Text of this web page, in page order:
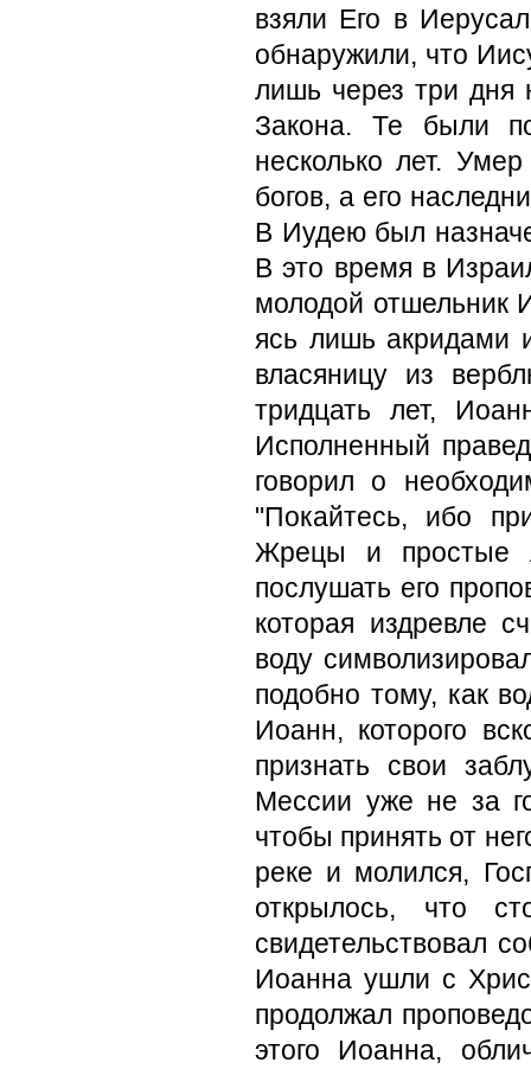
взяли Его в
обнаружили, что
лишь через три дня
Закона. Те были
несколько лет.
богов, а его
В Иудею был
В это время в
молодой отшельник
ясь лишь акридами
власяницу из
тридцать лет,
Исполненный
говорил о
"Покайтесь, ибо
Жрецы и простые
послушать его
которая издревле
воду
подобно тому, как
Иоанн, которого
признать свои
Мессии уже не за
чтобы принять от
реке и молился,
открылось, что
свидетельствовал
Иоанна ушли с
продолжал
этого Иоанна,